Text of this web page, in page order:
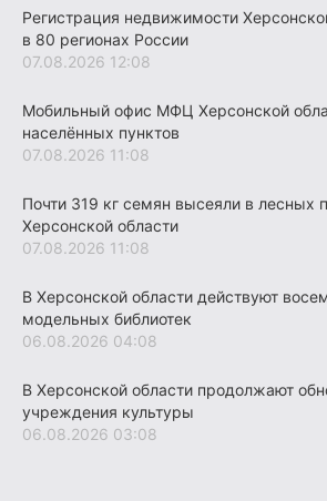
Регистрация недвижимости
в 80 регионах России
07.08.2026 12:08
Мобильный офис МФЦ Херсонской
населённых пунктов
07.08.2026 11:08
Почти 319 кг семян высеяли в лесных
Херсонской области
07.08.2026 11:08
В Херсонской области действуют
модельных библиотек
06.08.2026 04:08
В Херсонской области продолжают
учреждения культуры
06.08.2026 03:08